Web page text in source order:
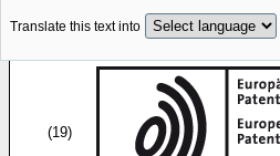
Translate this text into
(19)